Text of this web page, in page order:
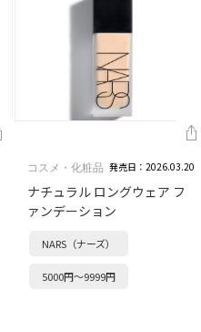
コスメ・化粧品 発売日：2026.03.20
ナチュラル ロングウェア フ
ァンデーション
NARS（ナーズ）
5000円～9999円